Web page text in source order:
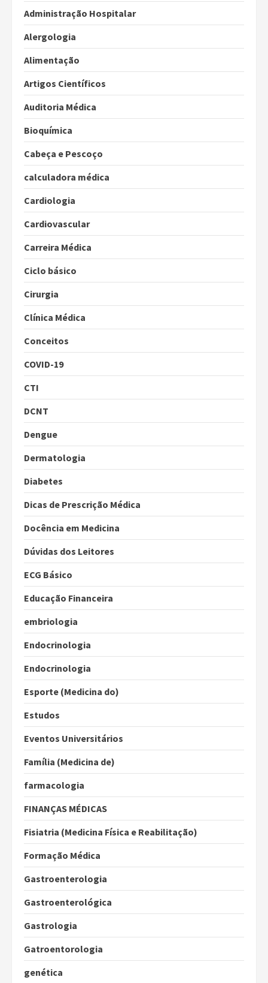
Administração Hospitalar
Alergologia
Alimentação
Artigos Científicos
Auditoria Médica
Bioquímica
Cabeça e Pescoço
calculadora médica
Cardiologia
Cardiovascular
Carreira Médica
Ciclo básico
Cirurgia
Clínica Médica
Conceitos
COVID-19
CTI
DCNT
Dengue
Dermatologia
Diabetes
Dicas de Prescrição Médica
Docência em Medicina
Dúvidas dos Leitores
ECG Básico
Educação Financeira
embriologia
Endocrinologia
Endocrinologia
Esporte (Medicina do)
Estudos
Eventos Universitários
Família (Medicina de)
farmacologia
FINANÇAS MÉDICAS
Fisiatria (Medicina Física e Reabilitação)
Formação Médica
Gastroenterologia
Gastroenterológica
Gastrologia
Gatroentorologia
genética